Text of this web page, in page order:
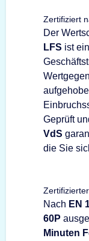
Zertifiziert
Der
LFS ist
Geprüft
VdS
die Sie
Nach EN
60P
Minuten